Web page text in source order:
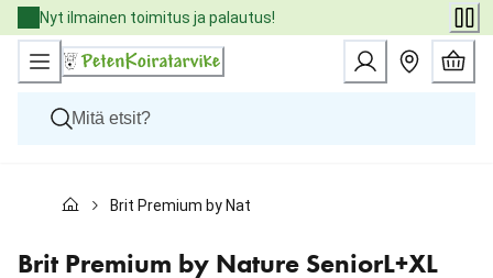
Skip
to
Content
Nyt ilmainen toimitus ja palautus!
Kissat
Eläinlääkäriruoat
Brit Premium by Nature SeniorL+XL 15kg
Brit Premium by Nature SeniorL+XL